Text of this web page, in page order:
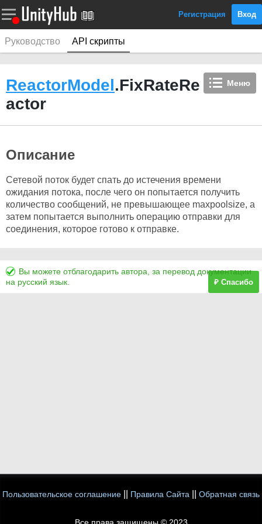
Регистрация Вход
Руководство API скрипты
Меню
ReactorModel.FixRateRe
actor
Описание
Сетевой поток будет спать до истечения времени
ожидания потока, после чего он попытается получить
количество сообщений, не превышающее maxpoolsize, а
затем попытается выполнить операцию отправки для
соединения, которое готово к отправке.
Вы можете отблагодарить автора, за перевод документации
на русский язык.
₽ Спасибо
Пользовательское соглашение Правила Сайта Обратная связь